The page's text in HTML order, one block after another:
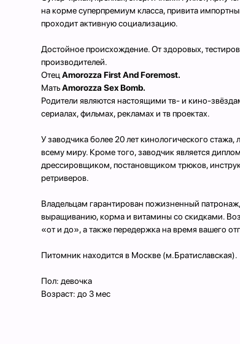
на корме суперпремиум класса, привита
проходит активную социализацию.
Достойное происхождение. От здоровых,
производителей.
ОтецAmorozza First And Foremost.
МатьAmorozza Sex Bomb.
Родители являются настоящими тв- и кино-
сериалах, фильмах, рекламах и тв проектах.
У заводчика более 20 лет кинологического
всему миру. Кроме того, заводчик является
дрессировщиком, постановщиком трюков,
ретриверов.
Владельцам гарантирован пожизненный
выращиванию, корма и витамины со скидками.
«от и до», а также передержка на время вашего
Питомник находится в Москве (м.Братиславская).
Пол: девочка
Возраст: до 3 мес